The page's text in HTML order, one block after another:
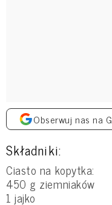
Obserwuj nas na
Składniki:
Ciasto na kopytka:
450 g ziemniaków
1 jajko